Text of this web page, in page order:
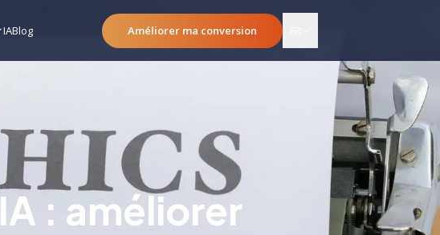
IABlog Améliorer ma conversion
: améliorer